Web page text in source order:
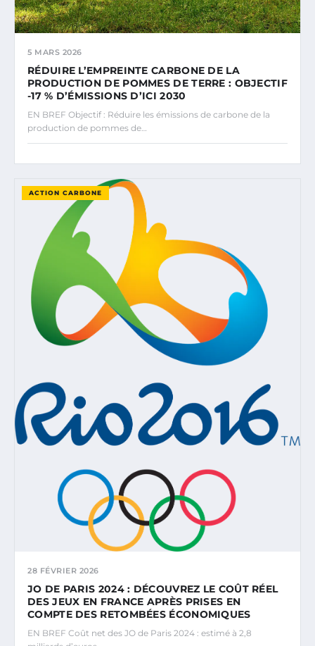
5 MARS 2026
RÉDUIRE L’EMPREINTE CARBONE DE LA
PRODUCTION DE POMMES DE TERRE : OBJECTIF
-17 % D’ÉMISSIONS D’ICI 2030
EN BREF Objectif : Réduire les émissions de carbone de la
production de pommes de…
ACTION CARBONE
28 FÉVRIER 2026
JO DE PARIS 2024 : DÉCOUVREZ LE COÛT RÉEL
DES JEUX EN FRANCE APRÈS PRISES EN
COMPTE DES RETOMBÉES ÉCONOMIQUES
EN BREF Coût net des JO de Paris 2024 : estimé à 2,8